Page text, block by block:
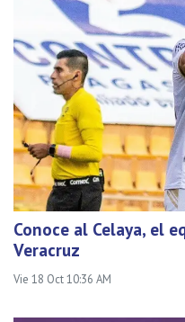
Conoce al Celaya, el
Veracruz
Vie 18 Oct 10:36 AM